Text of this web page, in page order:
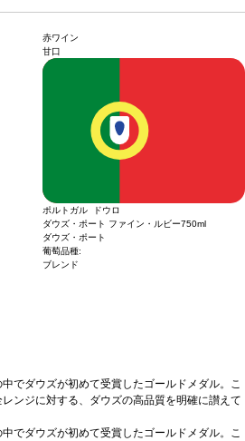
赤ワイン
甘口
ポルトガル ドウロ
ダウズ・ポート ファイン・ルビー750ml
ダウズ・ポート
葡萄品種:
ブレンド
でダウズが初めて受賞したゴールドメダル。こ
ンジに対する、ダウズの高品質を明確に讃えて
生き生きとしたルビー色。フルボディ、非常に
でダウズが初めて受賞したゴールドメダル。こ